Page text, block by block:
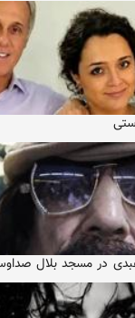
در مسجد بلال